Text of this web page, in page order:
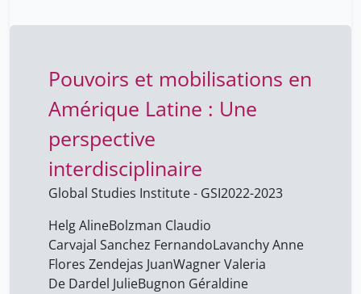
Pouvoirs et mobilisations en
Amérique Latine : Une
perspective
interdisciplinaire
Global Studies Institute - GSI2022-2023
Helg AlineBolzman Claudio
Carvajal Sanchez FernandoLavanchy Anne
Flores Zendejas JuanWagner Valeria
De Dardel JulieBugnon Géraldine